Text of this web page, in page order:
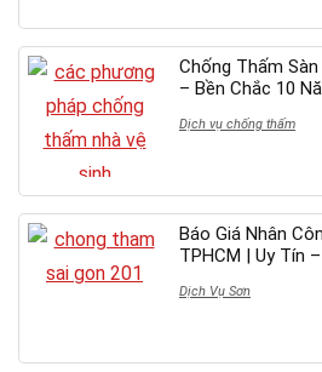
Chống Thấm
– Bền Chắc 10
Dịch vụ chống thấm
Báo Giá Nhân
TPHCM | Uy Tín
Dịch Vụ Sơn